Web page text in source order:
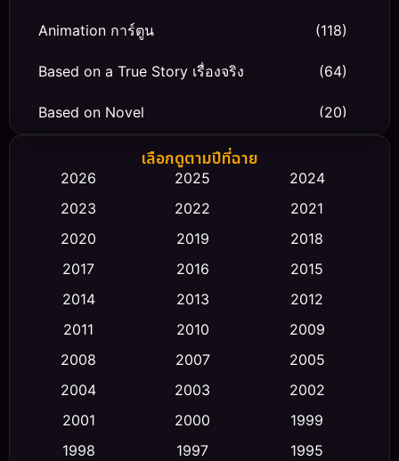
Animation การ์ตูน (118)
Based on a True Story เรื่องจริง (64)
Based on Novel (20)
Biography ชีวิตจริง
Classic หนังคลาสสิก (23)
Comedy ตลก (458)
Conspiracy
Crime อาชญากรรม (347)
เลือกดูตามปีที่ฉาย
2026 2025
2024
2023
2022
2021
2020
2019
2018
2017
2016
2015
2014
2013
2012
2011
2010
2009
2008
2007
2005
2004
2003
2002
2001
2000
1999
1998
1997
1995